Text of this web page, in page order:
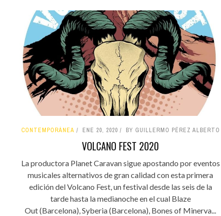
CONTEMPORÁNEA ENE 20, 2020 BY GUILLERMO PÉREZ ALBERTO
VOLCANO FEST 2020
La productora Planet Caravan sigue apostando por eventos
musicales alternativos de gran calidad con esta primera
edición del Volcano Fest, un festival desde las seis de la
tarde hasta la medianoche en el cual Blaze
Out (Barcelona), Syberia (Barcelona), Bones of Minerva...